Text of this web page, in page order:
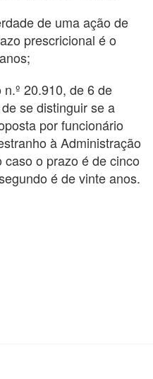
de uma ação de
prescricional é o
20.910, de 6 de
se distinguir se a
por funcionário
à Administração
o prazo é de cinco
é de vinte anos.